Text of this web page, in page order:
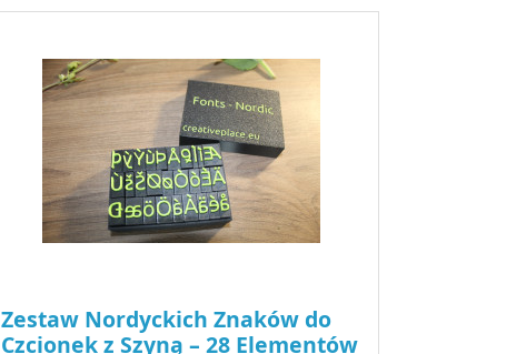
Zestaw Nordyckich Znaków do
Czcionek z Szyną – 28 Elementów